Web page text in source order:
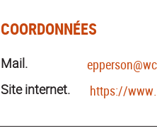
COORDONNÉES
Mail.
Site internet.
https://